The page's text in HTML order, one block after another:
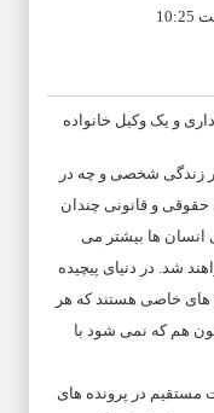
زندگی شخصی و چه در
حقوقی و قانونی چندان
انسان ها بیشتر می
شد. در دنیای پیچیده
های خاصی هستند که هر
هم که نمی شود با
مستقیم در پرونده های